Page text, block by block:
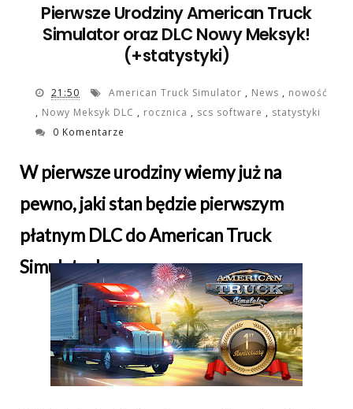
Pierwsze Urodziny American Truck
Simulator oraz DLC Nowy Meksyk!
(+statystyki)
21:50 American Truck Simulator , News , nowość
, Nowy Meksyk DLC , rocznica , scs software , statystyki
0 Komentarze
W pierwsze urodziny wiemy już na
pewno, jaki stan będzie pierwszym
płatnym DLC do American Truck
Simulator!